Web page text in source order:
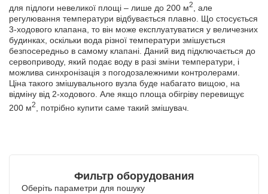
для підлоги невеликої площі – лише до 200 м2
, але
регулювання температури відбувається плавно. Що стосується
3-ходового клапана, то він може експлуатуватися у величезних
будинках, оскільки вода різної температури змішується
безпосередньо в самому клапані. Даний вид підключається до
сервоприводу, який подає воду в разі зміни температури, і
можлива синхронізація з погодозалежними контролерами.
Ціна такого змішувального вузла буде набагато вищою, на
відміну від 2-ходового. Але якщо площа обігріву перевищує
200 м2 , потрібно купити саме такий змішувач.
Фильтр оборудования
Оберіть параметри для пошуку